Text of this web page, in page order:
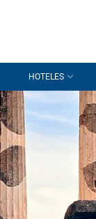
HOTELES